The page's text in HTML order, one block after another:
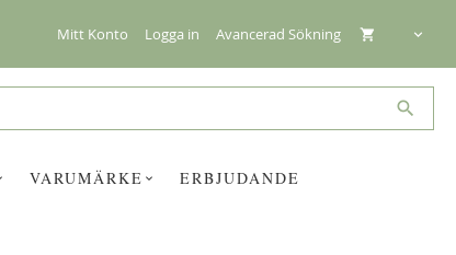
Mitt Konto Logga in Avancerad Sökning
VARUMÄRKE ERBJUDANDE